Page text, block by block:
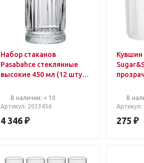
Набор стаканов
Pasabahce стеклянные
высокие 450 мл (12 штук
В наличии: < 10
Артикул: 2033456
4 346 ₽
В
Артикул:
275 ₽